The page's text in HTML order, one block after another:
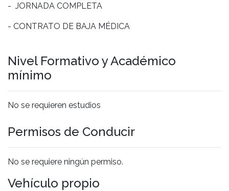
- JORNADA COMPLETA
- CONTRATO DE BAJA MÉDICA
Nivel Formativo y Académico
mínimo
No se requieren estudios
Permisos de Conducir
No se requiere ningún permiso.
Vehículo propio